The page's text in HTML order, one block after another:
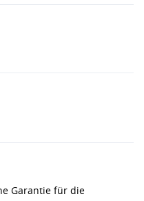
Garantie für die